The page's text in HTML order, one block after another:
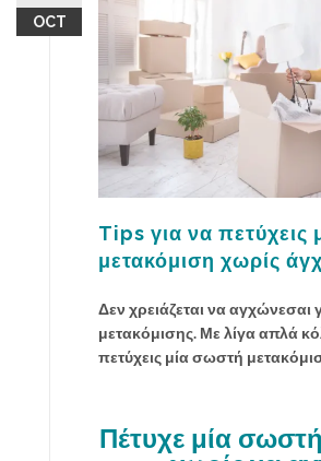
OCT
Tips για να πετύχεις
μετακόμιση χωρίς
Δεν χρειάζεται να αγχώνεσαι
μετακόμισης. Με λίγα απλά
πετύχεις μία σωστή
Πέτυχε μία